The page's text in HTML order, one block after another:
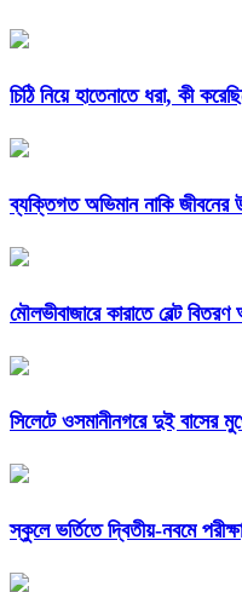
চিঠি নিয়ে হাতেনাতে ধরা, কী
ব্যক্তিগত অভিমান নাকি জীবনের
মৌলভীবাজারে কারাতে বেল্ট বিতরণ
সিলেটে ওসমানীনগরে দুই বাসের
স্কুলে ভর্তিতে দ্বিতীয়-নবমে